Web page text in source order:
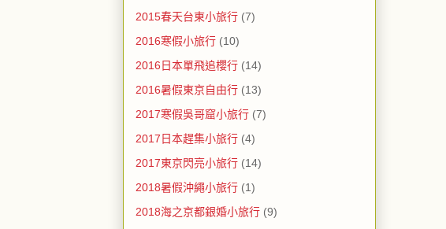
2015春天台東小旅行 (7)
2016寒假小旅行 (10)
2016日本單飛追櫻行 (14)
2016暑假東京自由行 (13)
2017寒假吳哥窟小旅行 (7)
2017日本趕集小旅行 (4)
2017東京閃亮小旅行 (14)
2018暑假沖繩小旅行 (1)
2018海之京都銀婚小旅行 (9)